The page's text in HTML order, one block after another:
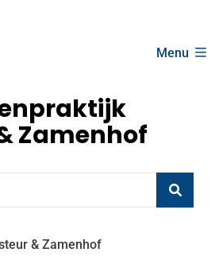
Menu
Zamenhof
& Zamenhof